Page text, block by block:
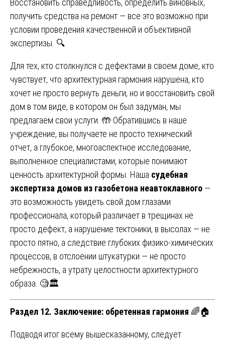
Восстановить справедливость, определить виновных,
получить средства на ремонт — все это возможно при
условии проведения качественной и объективной
экспертизы. 🔍
Для тех, кто столкнулся с дефектами в своем доме, кто
чувствует, что архитектурная гармония нарушена, кто
хочет не просто вернуть деньги, но и восстановить свой
дом в том виде, в котором он был задуман, мы
предлагаем свои услуги. 🤲 Обратившись в наше
учреждение, вы получаете не просто технический
отчет, а глубокое, многоаспектное исследование,
выполненное специалистами, которые понимают
ценность архитектурной формы. Наша судебная
экспертиза домов из газобетона неавтоклавного —
это возможность увидеть свой дом глазами
профессионала, который различает в трещинах не
просто дефект, а нарушение тектоники, в высолах — не
просто пятно, а следствие глубоких физико-химических
процессов, в отслоении штукатурки — не просто
небрежность, а утрату целостности архитектурного
образа. 🧐🏛️
Раздел 12. Заключение: обретенная гармония 🌈🏠
Подводя итог всему вышесказанному, следует